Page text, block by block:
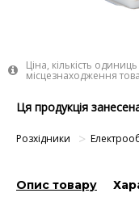
Ціна, кількість
місцезнаходження
Ця продукція
Розхідники
Опис товару